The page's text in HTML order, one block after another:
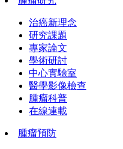
治癌新理念
研究課題
專家論文
學術研討
中心實驗室
醫學影像檢查
腫瘤科普
在線連載
腫瘤預防